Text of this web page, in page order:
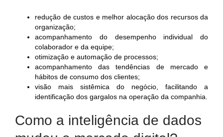
redução de custos e melhor alocação dos recursos da
organização;
acompanhamento do desempenho individual do
colaborador e da equipe;
otimização e automação de processos;
acompanhamento das tendências de mercado e
hábitos de consumo dos clientes;
visão mais sistêmica do negócio, facilitando a
identificação dos gargalos na operação da companhia.
Como a inteligência de dados